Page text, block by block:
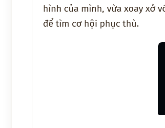
hình của mình, vừa xoay xở
để tìm cơ hội phục thù.